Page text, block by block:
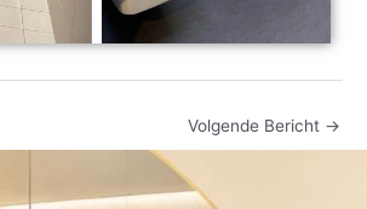
Volgende Bericht →